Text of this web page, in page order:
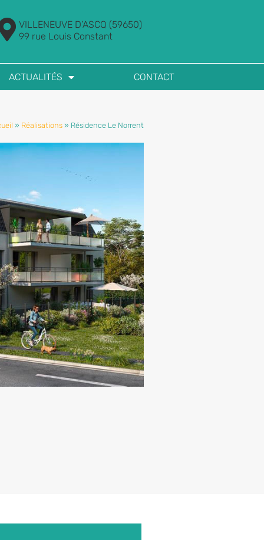
VILLENEUVE D’ASCQ (59650)
99 rue Louis Constant
ACTUALITÉS CONTACT
» Réalisations » Résidence Le Norrent